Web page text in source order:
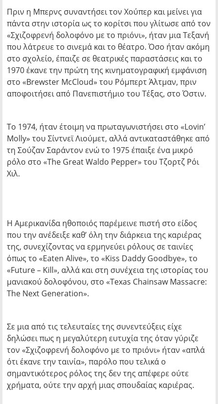
Πριν η Μπερνς συναντήσει τον Χούπερ και μείνει για
πάντα στην ιστορία ως το κορίτσι που γλίτωσε από τον
«Σχιζοφρενή δολοφόνο με το πριόνι», ήταν μια Τεξανή
που λάτρευε το σινεμά και το θέατρο. Όσο ήταν ακόμη
στο σχολείο, έπαιζε σε θεατρικές παραστάσεις και το
1970 έκανε την πρώτη της κινηματογραφική εμφάνιση
στο «Brewster McCloud» του Ρόμπερτ Άλτμαν, πριν
αποφοιτήσει από Πανεπιστήμιο του Τέξας, στο Όστιν.
Το 1974, ήταν έτοιμη να πρωταγωνιστήσει στο «Lovin’
Molly» του Σίντνεϊ Λιούμετ, αλλά αντικαταστάθηκε από
τη Σούζαν Σαράντον ενώ το 1975 έπαιξε ένα μικρό
ρόλο στο «The Great Waldo Pepper» του Τζορτζ Ρόι
Χιλ.
Η Αμερικανίδα ηθοποιός παρέμεινε πιστή στο είδος
που την ανέδειξε καθ’ όλη την διάρκεια της καριέρας
της, συνεχίζοντας να ερμηνεύει ρόλους σε ταινίες
όπως το «Eaten Alive», το «Kiss Daddy Goodbye», το
«Future – Kill», αλλά και στη συνέχεια της ιστορίας του
μανιακού δολοφόνου, στο «Texas Chainsaw Massacre:
The Next Generation».
Σε μια από τις τελευταίες της συνεντεύξεις είχε
δηλώσει πως η μεγαλύτερη ευτυχία της όταν γύριζε
τον «Σχιζοφρενή δολοφόνο με το πριόνι» ήταν «απλά
ότι έκανε την ταινία», παρόλο που τελικά ο
σημαντικότερος ρόλος της δεν της απέφερε ούτε
χρήματα, ούτε την αρχή μιας σπουδαίας καριέρας.